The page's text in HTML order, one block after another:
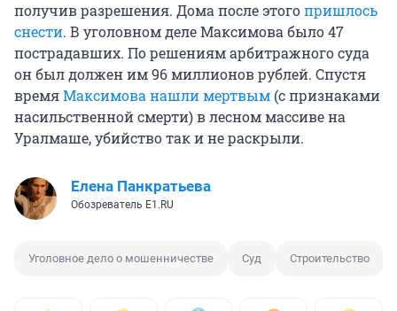
получив разрешения. Дома после этогопришлось
снести. В уголовном деле Максимова было 47
пострадавших. По решениям арбитражного суда
он был должен им 96 миллионов рублей. Спустя
времяМаксимова нашли мертвым (с признаками
насильственной смерти) в лесном массиве на
Уралмаше, убийство так и не раскрыли.
Елена Панкратьева
Обозреватель E1.RU
Уголовное дело о мошенничестве Суд Строительство